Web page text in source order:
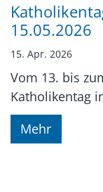
15.05.2026
15. Apr. 2026
Vom 13. bis
Katholikentag
Mehr